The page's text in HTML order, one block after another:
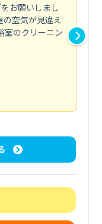
お願いしまし
の空気が見違え
室のクリーニン